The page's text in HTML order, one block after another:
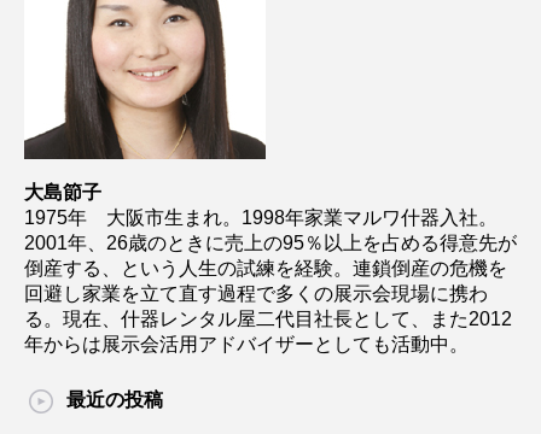
大島節子
1975年 大阪市生まれ。1998年家業マルワ什器入社。
2001年、26歳のときに売上の95％以上を占める得意先が
倒産する、という人生の試練を経験。連鎖倒産の危機を
回避し家業を立て直す過程で多くの展示会現場に携わ
る。現在、什器レンタル屋二代目社長として、また2012
年からは展示会活用アドバイザーとしても活動中。
最近の投稿